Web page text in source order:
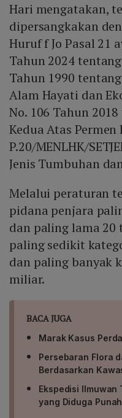
Hari mengatakan,
dipersangkakan
Huruf f Jo Pasal 21
Tahun 2024
Tahun 1990
Alam Hayati dan
No. 106 Tahun
Kedua Atas Permen
P.20/MENLHK/
Jenis Tumbuhan
Melalui peraturan
pidana penjara
dan paling lama 20
paling sedikit
dan paling banyak
miliar.
BACA JUGA
Marak Kasus
Persebaran Flora
Berdasarkan
Ekspedisi Ilmuwan
yang Diduga